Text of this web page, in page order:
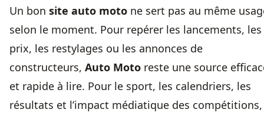
Un bon site auto moto ne sert pas au même
selon le moment. Pour repérer les lancements, les
prix, les restylages ou les annonces de
constructeurs, Auto Moto reste une source
et rapide à lire. Pour le sport, les calendriers, les
résultats et l’impact médiatique des compétitions,